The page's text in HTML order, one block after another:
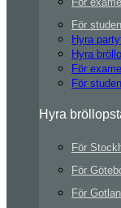
För
Hyra
Hyra
För
För
Hyra
För
För
För